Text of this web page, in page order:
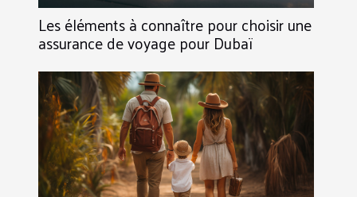
Les éléments à connaître pour choisir une
assurance de voyage pour Dubaï